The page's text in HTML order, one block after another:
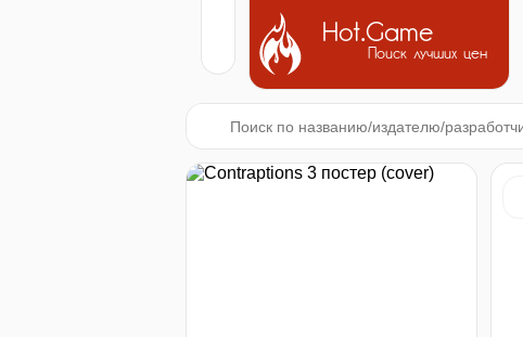
Hot.Game
Поиск лучших цен